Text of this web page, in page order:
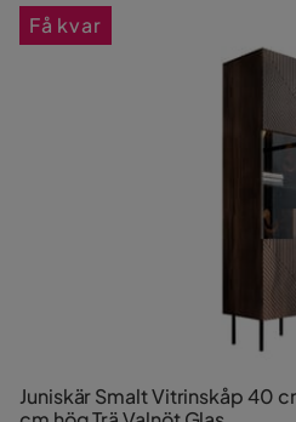
Juniskär Smalt Vitrinskåp 40
Få kvar